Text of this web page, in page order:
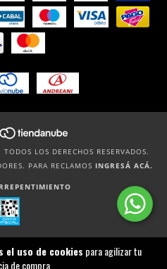
el uso de cookies para agilizar tu
de compra.
LOS DERECHOS RESERVADOS.
PARA RECLAMOS INGRESÁ ACÁ.